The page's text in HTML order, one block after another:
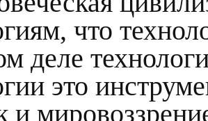
что
деле
это
и